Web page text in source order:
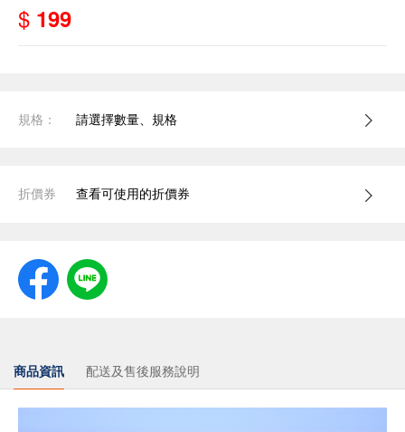
$ 199
規格： 請選擇數量、規格
折價券 查看可使用的折價券
商品資訊 配送及售後服務說明